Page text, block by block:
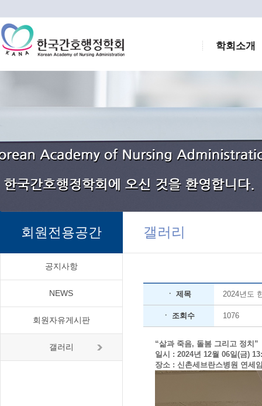
학회소개
회원전용공간
공지사항
NEWS
회원자유게시판
갤러리
갤러리
ㆍ 제목 2024년도
ㆍ 조회수 1076
“삶과 죽음, 돌봄 그리고 정치”
일시 : 2024년 12월 06일(금)
장소 : 신촌세브란스병원 연세